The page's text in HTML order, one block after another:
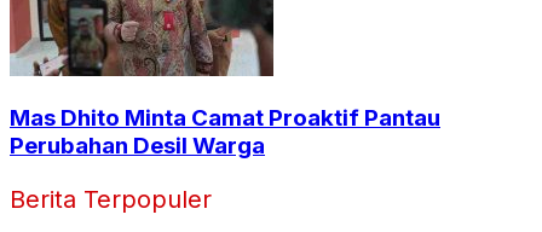
Mas Dhito Minta Camat Proaktif Pantau
Perubahan Desil Warga
Berita Terpopuler